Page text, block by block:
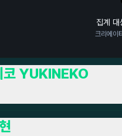
집계 대
크리에이
코 YUKINEKO